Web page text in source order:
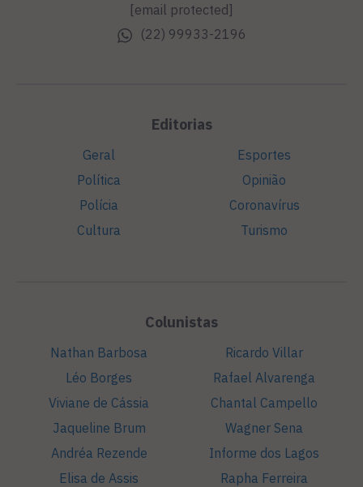
[email protected]
(22) 99933-2196
Editorias
Geral
Política
Polícia
Cultura
Esportes
Opinião
Coronavírus
Turismo
Colunistas
Nathan Barbosa
Léo Borges
Viviane de Cássia
Jaqueline Brum
Andréa Rezende
Elisa de Assis
Ricardo Villar
Rafael Alvarenga
Chantal Campello
Wagner Sena
Informe dos Lagos
Rapha Ferreira